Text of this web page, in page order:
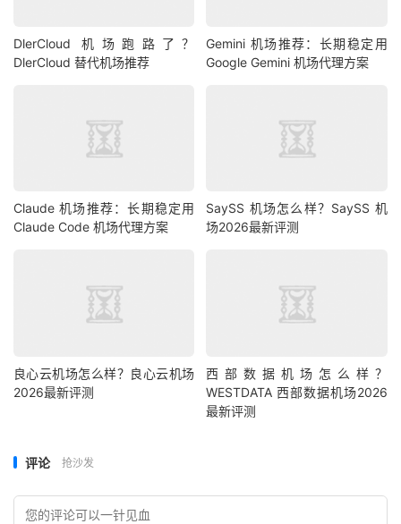
DlerCloud 机场跑路了？
DlerCloud 替代机场推荐
Gemini 机场推荐：长期稳定用
Google Gemini 机场代理方案
Claude 机场推荐：长期稳定用
Claude Code 机场代理方案
SaySS 机场怎么样？SaySS 机
场2026最新评测
良心云机场怎么样？良心云机场
2026最新评测
西部数据机场怎么样？
WESTDATA 西部数据机场2026
最新评测
评论 抢沙发